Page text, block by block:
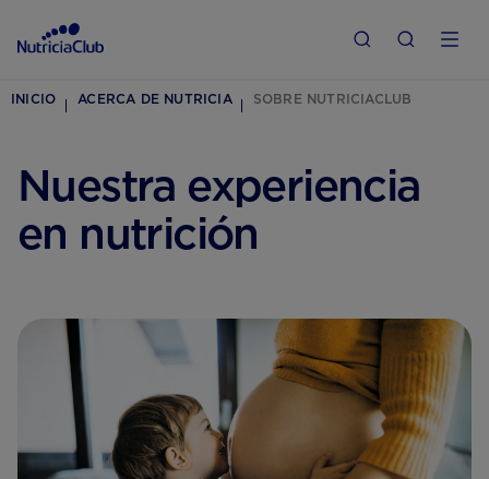
INICIO ACERCA DE NUTRICIA SOBRE NUTRICIACLUB
Nuestra experiencia
en nutrición